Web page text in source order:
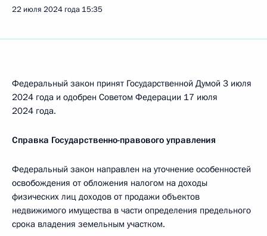
22 июля 2024 года 15:35
Федеральный закон принят Государственной Думой 3 июля
2024 года и одобрен Советом Федерации 17 июля
2024 года.
Справка Государственно-правового управления
Федеральный закон направлен на уточнение особенностей
освобождения от обложения налогом на доходы
физических лиц доходов от продажи объектов
недвижимого имущества в части определения предельного
срока владения земельным участком.